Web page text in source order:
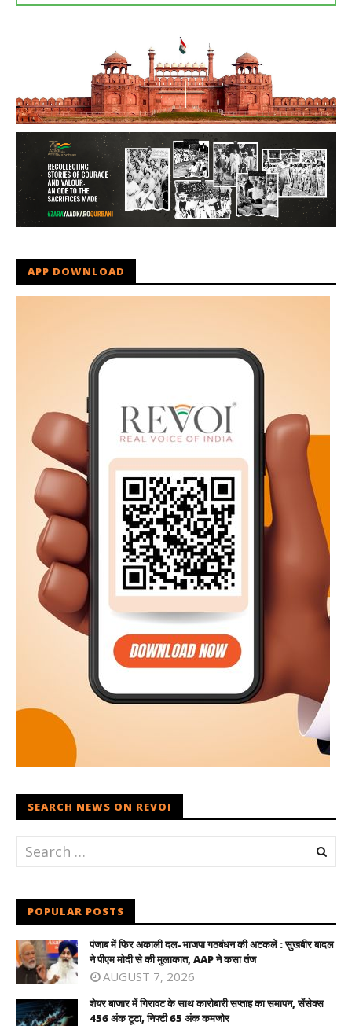
APP DOWNLOAD
SEARCH NEWS ON REVOI
POPULAR POSTS
पंजाब में फिर अकाली दल-भाजपा गठबंधन की अटकलें : सुखबीर बादल
ने पीएम मोदी से की मुलाकात, AAP ने कसा तंज
AUGUST 7, 2026
शेयर बाजार में गिरावट के साथ कारोबारी सप्ताह का समापन, सेंसेक्स
456 अंक टूटा, निफ्टी 65 अंक कमजोर